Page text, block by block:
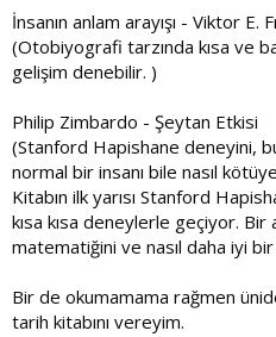
İnsanın anlam arayışı - Viktor E.
(Otobiyografi tarzında kısa ve
gelişim denebilir. )
Philip Zimbardo - Şeytan Etkisi
(Stanford Hapishane deneyini,
normal bir insanı bile nasıl
Kitabın ilk yarısı Stanford
kısa kısa deneylerle geçiyor. Bir
matematiğini ve nasıl daha iyi
Bir de okumamama rağmen
tarih kitabını vereyim.